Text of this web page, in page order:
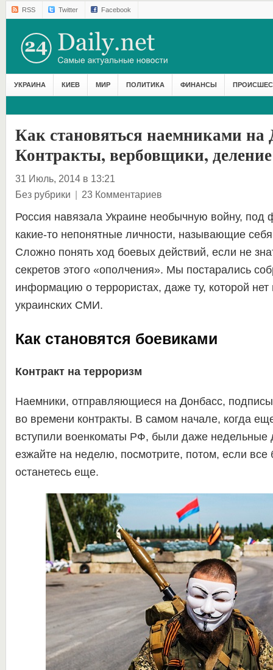
RSS Twitter Facebook
УКРАИНА КИЕВ МИР ПОЛИТИКА ФИНАНСЫ
Как становяться наемниками на
Контракты, вербовщики,
31 Июль, 2014 в 13:21
Без рубрики | 23 Комментариев
Россия навязала Украине необычную войну,
какие-то непонятные личности, называющие
Сложно понять ход боевых действий, если не
секретов этого «ополчения». Мы постарались
информацию о террористах, даже ту, которой нет
украинских СМИ.
Как становятся боевиками
Контракт на терроризм
Наемники, отправляющиеся на Донбасс,
во времени контракты. В самом начале, когда
вступили военкоматы РФ, были даже недельные
езжайте на неделю, посмотрите, потом, если все
останетесь еще.